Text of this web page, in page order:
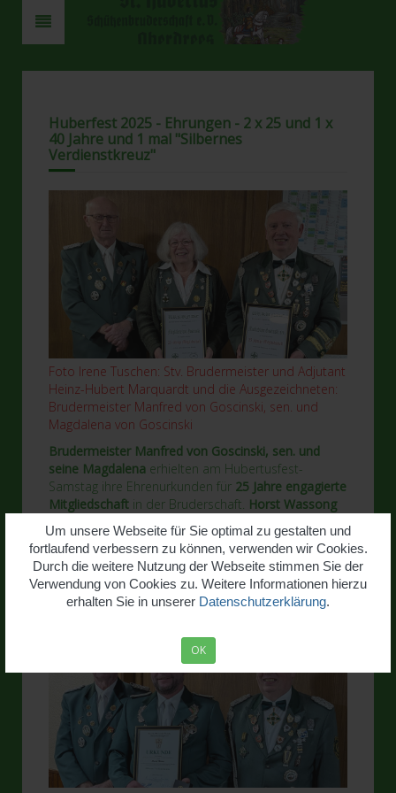
Um unsere Webseite für Sie optimal zu gestalten und
fortlaufend verbessern zu können, verwenden wir Cookies.
Durch die weitere Nutzung der Webseite stimmen Sie der
Verwendung von Cookies zu. Weitere Informationen hierzu
erhalten Sie in unserer Datenschutzerklärung.
OK
Huberfest 2025 - Ehrungen - 2 x 25 und 1 x
40 Jahre und 1 mal "Silbernes
Verdienstkreuz"
Foto Irene Tuschen: Stv. Brudermeister und Adjutant
Heinz-Hubert Marquardt und die Ausgezeichneten:
Brudermeister Manfred von Goscinski, sen. und
Magdalena von Goscinski
Brudermeister Manfred von Goscinski, sen. und
seine Magdalena erhielten am Hubertusfest-
Samstag ihre Ehrenurkunden für 25 Jahre engagierte
Mitgliedschaft in der Bruderschaft. Horst Wassong
wird seine Urkunde für 40 Jahre treue Mitgliedschaft
nachgereicht.
Ein besonderer Dank ging anMaciej Weiner!Er
wurde für seinen engagierten Einsatz mit dem
"Silbernen Verdienstkreuz" ausgezeichnet.